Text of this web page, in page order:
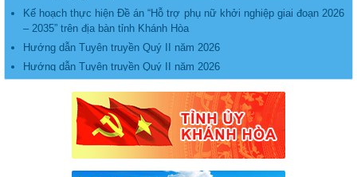
– 2035” trên địa bàn tỉnh Khánh Hòa
Hướng dẫn Tuyên truyền Quý II năm 2026
Hướng dẫn Tuyên truyền Quý II năm 2026
lịch tiếp Công dân của Hội Liên hiệp Phụ nữ tỉnh Khánh Hòa
Nghị quyết về việc sắp xếp các đơn vị hành chính cấp xã của tỉnh
Khánh Hòa năm 2025
Thông báo lịch tiếp công dân tháng 6.2025